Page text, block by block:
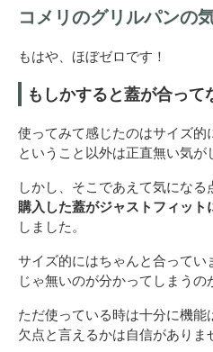
コメリのグリルパンの
もはや、ほぼゼロです！
もしかすると蓋が合って
使ってみて感じたのはサイズ
ということ以外は正直無い気が
しかし、そこであえて気になる
購入した蓋がジャストフィット
しました。
サイズ的にはちゃんと合ってい
じゃ無いのが分かってしまうの
ただ使っている時は十分に機
欠点と言えるかは自信がありま